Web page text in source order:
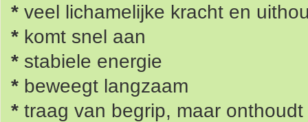
* veel lichamelijke kracht en
* komt snel aan
* stabiele energie
* beweegt langzaam
* traag van begrip, maar